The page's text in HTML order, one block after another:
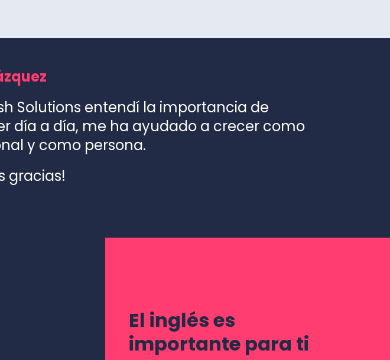
Solutions entendí la importancia de
día a día, me ha ayudado a crecer como
y como persona.
gracias!
El inglés es
importante para ti